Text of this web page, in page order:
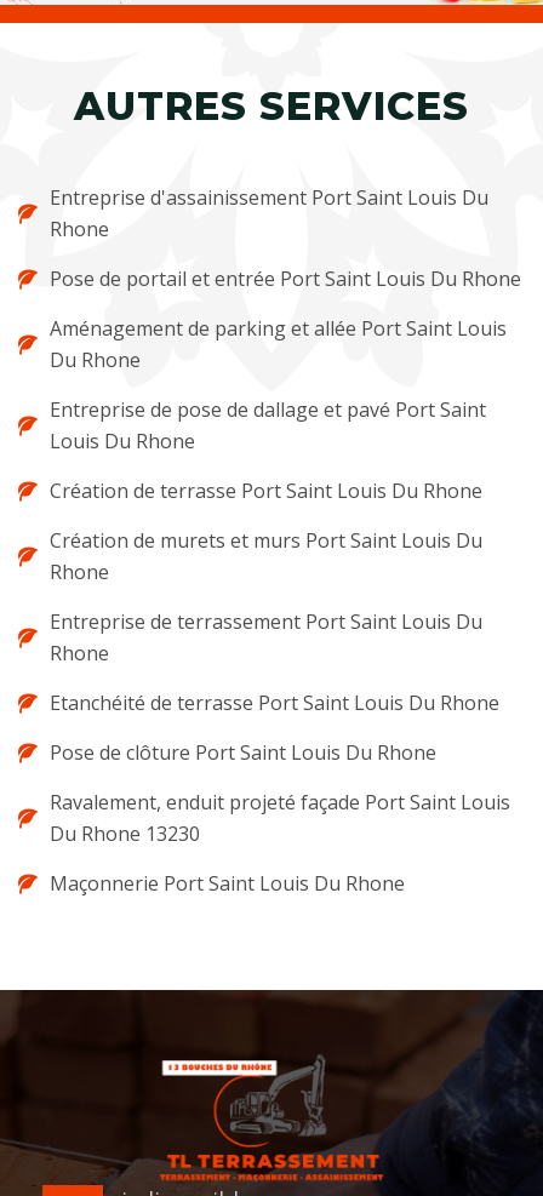
AUTRES SERVICES
Entreprise d'assainissement Port Saint Louis Du
Rhone
Pose de portail et entrée Port Saint Louis Du Rhone
Aménagement de parking et allée Port Saint Louis
Du Rhone
Entreprise de pose de dallage et pavé Port Saint
Louis Du Rhone
Création de terrasse Port Saint Louis Du Rhone
Création de murets et murs Port Saint Louis Du
Rhone
Entreprise de terrassement Port Saint Louis Du
Rhone
Etanchéité de terrasse Port Saint Louis Du Rhone
Pose de clôture Port Saint Louis Du Rhone
Ravalement, enduit projeté façade Port Saint Louis
Du Rhone 13230
Maçonnerie Port Saint Louis Du Rhone